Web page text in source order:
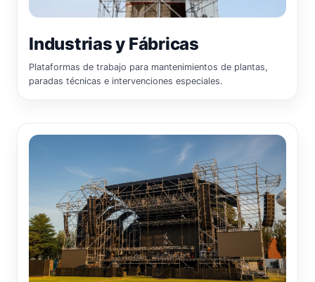
Industrias y Fábricas
Plataformas de trabajo para mantenimientos de plantas,
paradas técnicas e intervenciones especiales.